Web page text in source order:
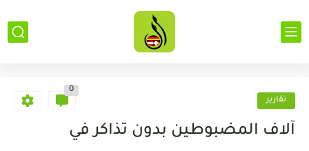
تقارير
0
آلاف المضبوطين بدون تذاكر في